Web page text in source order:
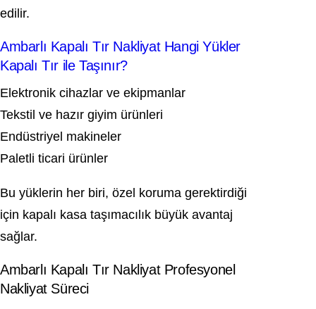
edilir.
Ambarlı Kapalı Tır Nakliyat Hangi Yükler
Kapalı Tır ile Taşınır?
Elektronik cihazlar ve ekipmanlar
Tekstil ve hazır giyim ürünleri
Endüstriyel makineler
Paletli ticari ürünler
Bu yüklerin her biri, özel koruma gerektirdiği
için kapalı kasa taşımacılık büyük avantaj
sağlar.
Ambarlı Kapalı Tır Nakliyat Profesyonel
Nakliyat Süreci